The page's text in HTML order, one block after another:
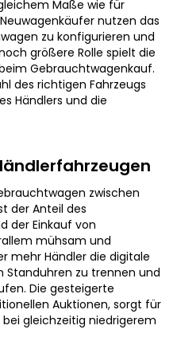
Maße wie für
nutzen das
zu konfigurieren und
größere Rolle spielt die
Gebrauchtwagenkauf.
des richtigen Fahrzeugs
Händlers und die
zwischen
der Anteil des
der Einkauf von
mühsam und
mehr Händler die digitale
Standuhren zu trennen und
Die gesteigerte
Auktionen, sorgt für
gleichzeitig niedrigerem